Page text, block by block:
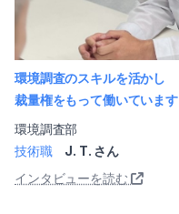
環境調査のスキルを活かし
裁量権をもって働いています
環境調査部
技術職
J. T. さん
インタビューを読む